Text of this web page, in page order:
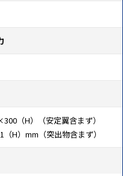
（H）（安定翼含まず）
H）mm（突出物含まず）